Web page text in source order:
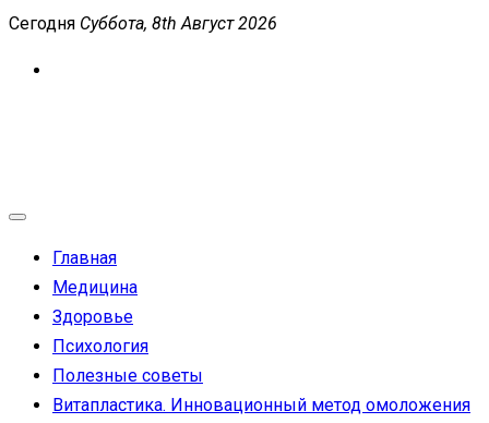
Перейти
Сегодня Суббота, 8th Август 2026
Главная
Медицина
Здоровье
Психология
Полезные советы
Витапластика. Инновационный метод омоложения